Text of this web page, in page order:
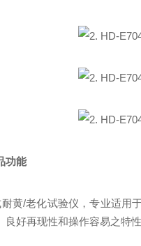
功能
黄/老化试验仪，专业适用
良好再现性和操作容易之特